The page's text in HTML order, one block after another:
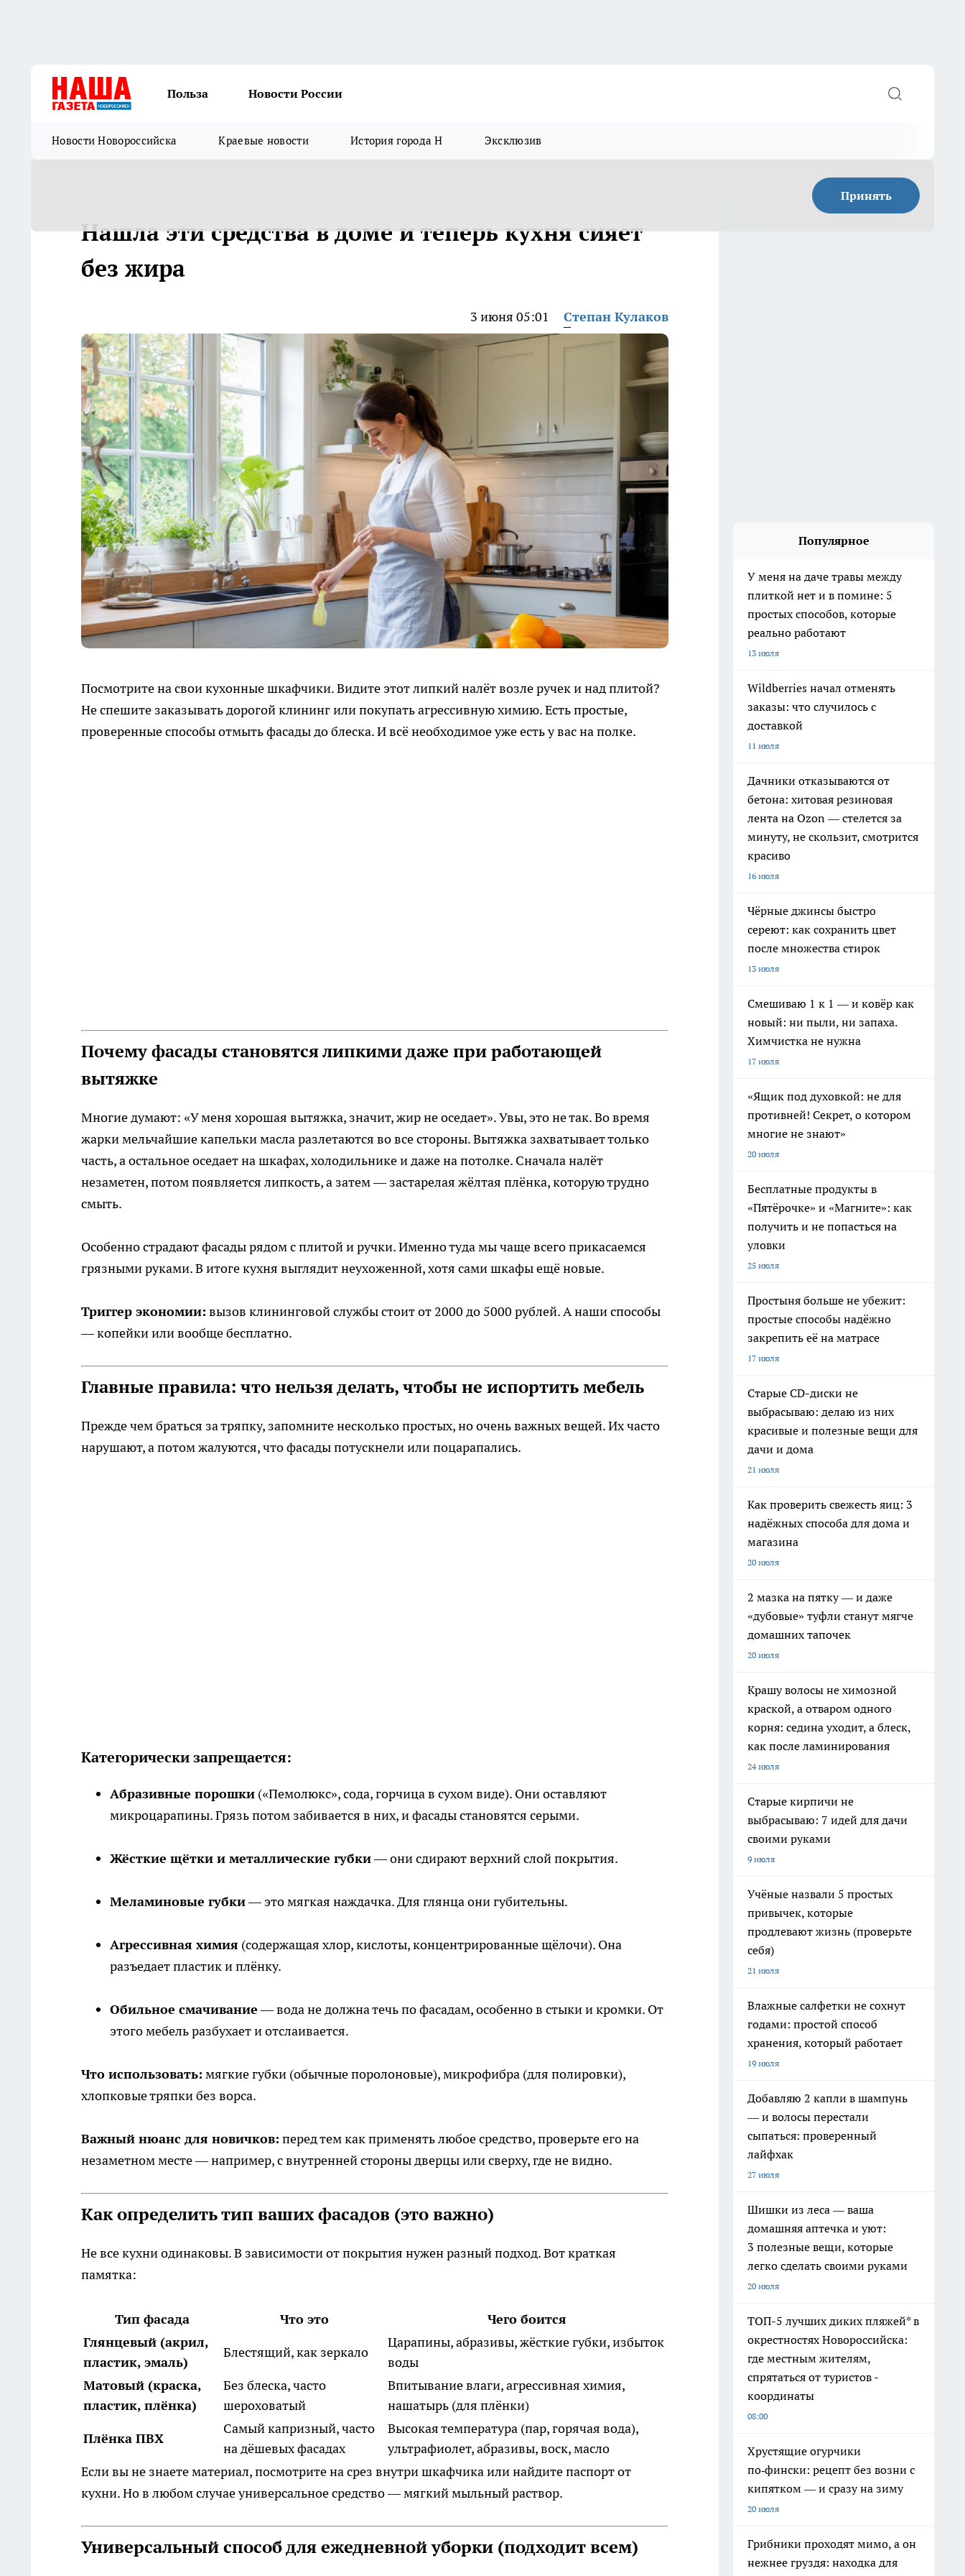
Польза Новости России
Новости Новороссийска Краевые новости История города Н Эксклюзив
Принять
Нашла эти средства в доме и теперь кухня сияет
без жира
3 июня 05:01 Степан Кулаков
Посмотрите на свои кухонные шкафчики. Видите этот липкий налёт возле ручек и над плитой?
Не спешите заказывать дорогой клининг или покупать агрессивную химию. Есть простые,
проверенные способы отмыть фасады до блеска. И всё необходимое уже есть у вас на полке.
Почему фасады становятся липкими даже при работающей
вытяжке
Многие думают: «У меня хорошая вытяжка, значит, жир не оседает». Увы, это не так. Во время
жарки мельчайшие капельки масла разлетаются во все стороны. Вытяжка захватывает только
часть, а остальное оседает на шкафах, холодильнике и даже на потолке. Сначала налёт
незаметен, потом появляется липкость, а затем — застарелая жёлтая плёнка, которую трудно
смыть.
Особенно страдают фасады рядом с плитой и ручки. Именно туда мы чаще всего прикасаемся
грязными руками. В итоге кухня выглядит неухоженной, хотя сами шкафы ещё новые.
Триггер экономии: вызов клининговой службы стоит от 2000 до 5000 рублей. А наши способы
— копейки или вообще бесплатно.
Главные правила: что нельзя делать, чтобы не испортить мебель
Прежде чем браться за тряпку, запомните несколько простых, но очень важных вещей. Их часто
нарушают, а потом жалуются, что фасады потускнели или поцарапались.
Категорически запрещается:
Абразивные порошки («Пемолюкс», сода, горчица в сухом виде). Они оставляют
микроцарапины. Грязь потом забивается в них, и фасады становятся серыми.
Жёсткие щётки и металлические губки— они сдирают верхний слой покрытия.
Меламиновые губки— это мягкая наждачка. Для глянца они губительны.
Агрессивная химия (содержащая хлор, кислоты, концентрированные щёлочи). Она
разъедает пластик и плёнку.
Обильное смачивание— вода не должна течь по фасадам, особенно в стыки и кромки. От
этого мебель разбухает и отслаивается.
Что использовать: мягкие губки (обычные поролоновые), микрофибра (для полировки),
хлопковые тряпки без ворса.
Важный нюанс для новичков: перед тем как применять любое средство, проверьте его на
незаметном месте — например, с внутренней стороны дверцы или сверху, где не видно.
Как определить тип ваших фасадов (это важно)
Не все кухни одинаковы. В зависимости от покрытия нужен разный подход. Вот краткая
памятка:
Тип фасада Что это
Чего боится
Глянцевый (акрил,
пластик, эмаль)
Блестящий, как зеркало
Царапины, абразивы, жёсткие губки, избыток
воды
Матовый (краска,
пластик, плёнка)
Без блеска, часто
шероховатый
Впитывание влаги, агрессивная химия,
нашатырь (для плёнки)
Плёнка ПВХ
Самый капризный, часто
на дёшевых фасадах
Высокая температура (пар, горячая вода),
ультрафиолет, абразивы, воск, масло
Если вы не знаете материал, посмотрите на срез внутри шкафчика или найдите паспорт от
кухни. Но в любом случае универсальное средство — мягкий мыльный раствор.
Универсальный способ для ежедневной уборки (подходит всем)
Популярное
У меня на даче травы между
плиткой нет и в помине: 5
простых способов, которые
реально работают
13 июля
Wildberries начал отменять
заказы: что случилось с
доставкой
11 июля
Дачники отказываются от
бетона: хитовая резиновая
лента на Ozon — стелется за
минуту, не скользит, смотрится
красиво
16 июля
Чёрные джинсы быстро
сереют: как сохранить цвет
после множества стирок
13 июля
Смешиваю 1 к 1 — и ковёр как
новый: ни пыли, ни запаха.
Химчистка не нужна
17 июля
«Ящик под духовкой: не для
противней! Секрет, о котором
многие не знают»
20 июля
Бесплатные продукты в
«Пятёрочке» и «Магните»: как
получить и не попасться на
уловки
25 июля
Простыня больше не убежит:
простые способы надёжно
закрепить её на матрасе
17 июля
Старые CD-диски не
выбрасываю: делаю из них
красивые и полезные вещи для
дачи и дома
21 июля
Как проверить свежесть яиц: 3
надёжных способа для дома и
магазина
20 июля
2 мазка на пятку — и даже
«дубовые» туфли станут мягче
домашних тапочек
20 июля
Крашу волосы не химозной
краской, а отваром одного
корня: седина уходит, а блеск,
как после ламинирования
24 июля
Старые кирпичи не
выбрасываю: 7 идей для дачи
своими руками
9 июля
Учёные назвали 5 простых
привычек, которые
продлевают жизнь (проверьте
себя)
21 июля
Влажные салфетки не сохнут
годами: простой способ
хранения, который работает
19 июля
Добавляю 2 капли в шампунь
— и волосы перестали
сыпаться: проверенный
лайфхак
27 июля
Шишки из леса — ваша
домашняя аптечка и уют:
3 полезные вещи, которые
легко сделать своими руками
20 июля
ТОП-5 лучших диких пляжей* в
окрестностях Новороссийска:
где местным жителям,
спрятаться от туристов -
координаты
08:00
Хрустящие огурчики
по‑фински: рецепт без возни с
кипятком — и сразу на зиму
20 июля
Грибники проходят мимо, а он
нежнее груздя: находка для